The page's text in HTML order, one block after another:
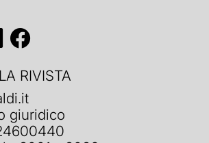
RIVISTA
giuridico